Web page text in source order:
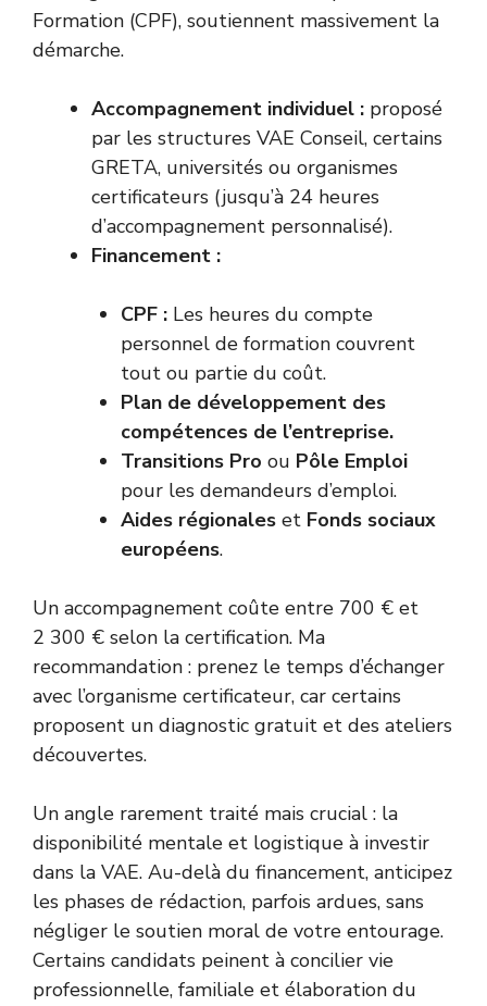
Formation (CPF), soutiennent massivement la
démarche.
Accompagnement individuel : proposé
par les structures VAE Conseil, certains
GRETA, universités ou organismes
certificateurs (jusqu’à 24 heures
d’accompagnement personnalisé).
Financement :
CPF : Les heures du compte
personnel de formation couvrent
tout ou partie du coût.
Plan de développement des
compétences de l’entreprise.
Transitions Pro ou Pôle Emploi
pour les demandeurs d’emploi.
Aides régionales et Fonds sociaux
européens.
Un accompagnement coûte entre 700 € et
2 300 € selon la certification. Ma
recommandation : prenez le temps d’échanger
avec l’organisme certificateur, car certains
proposent un diagnostic gratuit et des ateliers
découvertes.
Un angle rarement traité mais crucial : la
disponibilité mentale et logistique à investir
dans la VAE. Au-delà du financement, anticipez
les phases de rédaction, parfois ardues, sans
négliger le soutien moral de votre entourage.
Certains candidats peinent à concilier vie
professionnelle, familiale et élaboration du